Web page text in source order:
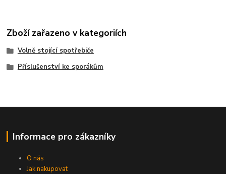
Zboží zařazeno v kategoriích
Volně stojící spotřebiče
Příslušenství ke sporákům
Informace pro zákazníky
O nás
Jak nakupovat